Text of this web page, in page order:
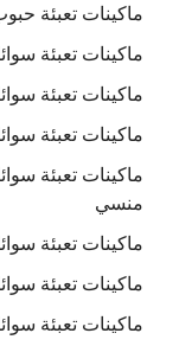
ماكينات تعبئة
ماكينات تعبئة
ماكينات تعبئة
ماكينات تعبئة
منسي
ماكينات تعبئة
ماكينات تعبئة
ماكينات تعبئة